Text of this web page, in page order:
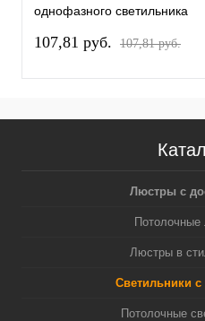
однофазного светильника
белый песок/серебро
107,81 pуб. 107,81 pуб.
Люстры с
Люстры в
Светильники с
Потолочные